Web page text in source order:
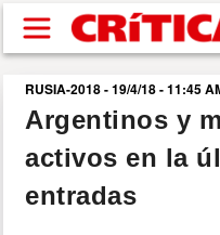
Pasar al contenido
buscar
SUCESOS
RUSIA-2018 - 19/4/18 - 11:45
Argentinos y
activos en la
entradas